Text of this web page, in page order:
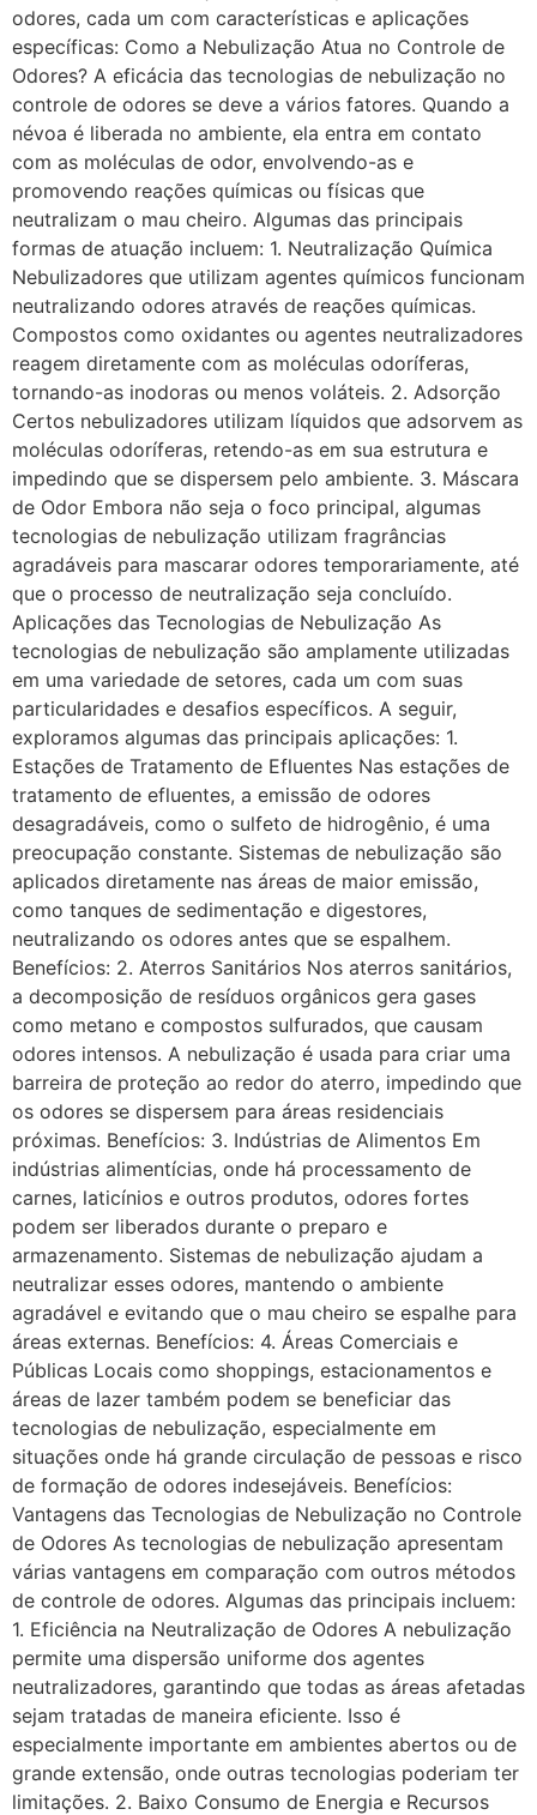
odores, cada um com características e aplicações
específicas: Como a Nebulização Atua no Controle de
Odores? A eficácia das tecnologias de nebulização no
controle de odores se deve a vários fatores. Quando a
névoa é liberada no ambiente, ela entra em contato
com as moléculas de odor, envolvendo-as e
promovendo reações químicas ou físicas que
neutralizam o mau cheiro. Algumas das principais
formas de atuação incluem: 1. Neutralização Química
Nebulizadores que utilizam agentes químicos funcionam
neutralizando odores através de reações químicas.
Compostos como oxidantes ou agentes neutralizadores
reagem diretamente com as moléculas odoríferas,
tornando-as inodoras ou menos voláteis. 2. Adsorção
Certos nebulizadores utilizam líquidos que adsorvem as
moléculas odoríferas, retendo-as em sua estrutura e
impedindo que se dispersem pelo ambiente. 3. Máscara
de Odor Embora não seja o foco principal, algumas
tecnologias de nebulização utilizam fragrâncias
agradáveis para mascarar odores temporariamente, até
que o processo de neutralização seja concluído.
Aplicações das Tecnologias de Nebulização As
tecnologias de nebulização são amplamente utilizadas
em uma variedade de setores, cada um com suas
particularidades e desafios específicos. A seguir,
exploramos algumas das principais aplicações: 1.
Estações de Tratamento de Efluentes Nas estações de
tratamento de efluentes, a emissão de odores
desagradáveis, como o sulfeto de hidrogênio, é uma
preocupação constante. Sistemas de nebulização são
aplicados diretamente nas áreas de maior emissão,
como tanques de sedimentação e digestores,
neutralizando os odores antes que se espalhem.
Benefícios: 2. Aterros Sanitários Nos aterros sanitários,
a decomposição de resíduos orgânicos gera gases
como metano e compostos sulfurados, que causam
odores intensos. A nebulização é usada para criar uma
barreira de proteção ao redor do aterro, impedindo que
os odores se dispersem para áreas residenciais
próximas. Benefícios: 3. Indústrias de Alimentos Em
indústrias alimentícias, onde há processamento de
carnes, laticínios e outros produtos, odores fortes
podem ser liberados durante o preparo e
armazenamento. Sistemas de nebulização ajudam a
neutralizar esses odores, mantendo o ambiente
agradável e evitando que o mau cheiro se espalhe para
áreas externas. Benefícios: 4. Áreas Comerciais e
Públicas Locais como shoppings, estacionamentos e
áreas de lazer também podem se beneficiar das
tecnologias de nebulização, especialmente em
situações onde há grande circulação de pessoas e risco
de formação de odores indesejáveis. Benefícios:
Vantagens das Tecnologias de Nebulização no Controle
de Odores As tecnologias de nebulização apresentam
várias vantagens em comparação com outros métodos
de controle de odores. Algumas das principais incluem:
1. Eficiência na Neutralização de Odores A nebulização
permite uma dispersão uniforme dos agentes
neutralizadores, garantindo que todas as áreas afetadas
sejam tratadas de maneira eficiente. Isso é
especialmente importante em ambientes abertos ou de
grande extensão, onde outras tecnologias poderiam ter
limitações. 2. Baixo Consumo de Energia e Recursos